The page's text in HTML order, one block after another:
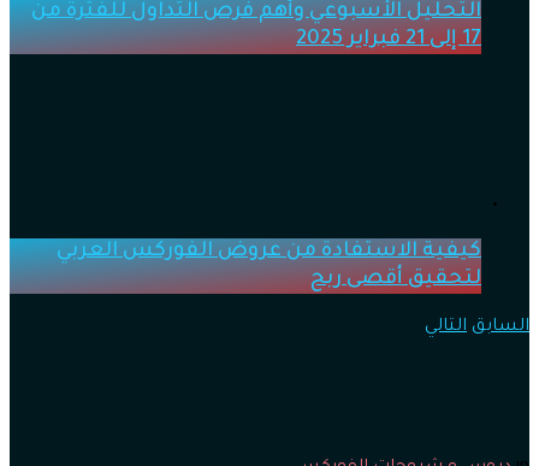
التحليل الأسبوعي وأهم فرص التداول للفترة من
17 إلى 21 فبراير 2025
كيفية الاستفادة من عروض الفوركس العربي
لتحقيق أقصى ربح
السابق التالي